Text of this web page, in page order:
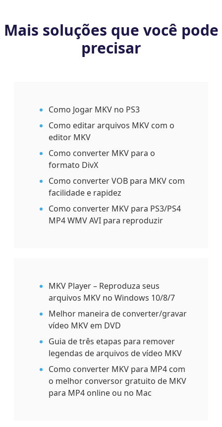
Mais soluções que você pode
precisar
Como Jogar MKV no PS3
Como editar arquivos MKV com o
editor MKV
Como converter MKV para o
formato DivX
Como converter VOB para MKV com
facilidade e rapidez
Como converter MKV para PS3/PS4
MP4 WMV AVI para reproduzir
MKV Player – Reproduza seus
arquivos MKV no Windows 10/8/7
Melhor maneira de converter/gravar
vídeo MKV em DVD
Guia de três etapas para remover
legendas de arquivos de vídeo MKV
Como converter MKV para MP4 com
o melhor conversor gratuito de MKV
para MP4 online ou no Mac